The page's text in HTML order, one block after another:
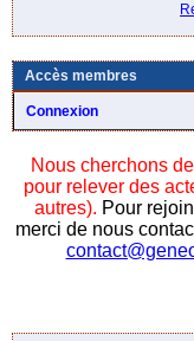
Accès membres
Connexion
Nous cherchons
pour relever des
autres). Pour
merci de nous